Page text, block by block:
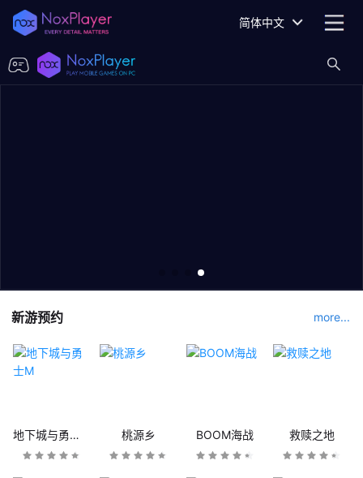
简体中文
新游预约 more...
地下城与勇士M 桃源乡 BOOM海战 救赎之地